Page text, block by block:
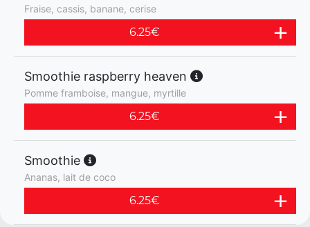
Fraise, cassis, banane, cerise
6.25€
Smoothie raspberry heaven
Pomme framboise, mangue, myrtille
6.25€
Smoothie
Ananas, lait de coco
6.25€